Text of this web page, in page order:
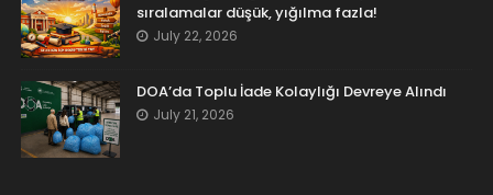
sıralamalar düşük, yığılma fazla!
July 22, 2026
DOA’da Toplu İade Kolaylığı Devreye Alındı
July 21, 2026